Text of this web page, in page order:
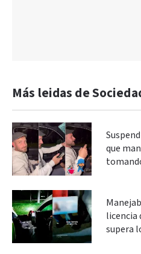
Más leidas de
que
licencia
supera